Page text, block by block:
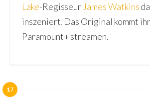
Lake-Regisseur James Watkins
inszeniert. Das Original kommt
Paramount+ streamen.
17